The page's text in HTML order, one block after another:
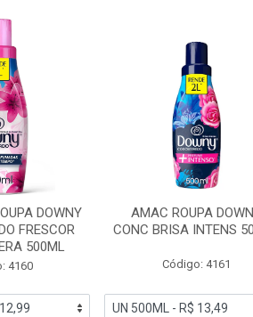
DOWNY
FRESCOR
500ML
4160
AMAC ROUPA
CONC BRISA INTENS
Código: 4161